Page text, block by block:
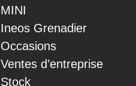
MINI
Ineos Grenadier
Occasions
Ventes d’entreprise
Stock